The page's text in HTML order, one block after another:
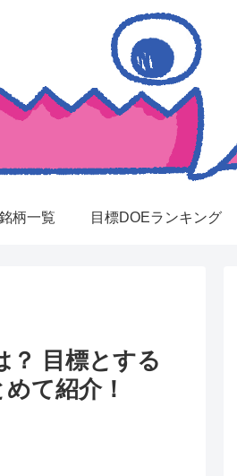
柄一覧 目標DOEランキング
？ 目標とする
て紹介！